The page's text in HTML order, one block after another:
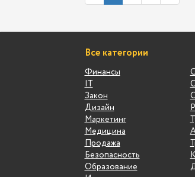
Все категории
Финансы
IT
Закон
Дизайн
Маркетинг
Медицина
Продажа
Безопасность
Образование